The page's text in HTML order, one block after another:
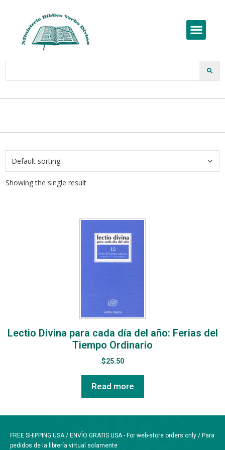
Showing the single result
Lectio Divina para cada día del año: Ferias del
Tiempo Ordinario
$25.50
Read more
FREE SHIPPING USA / ENVÍO GRATIS USA - For web-store orders only / Para
pedidos de la librería virtual solamente